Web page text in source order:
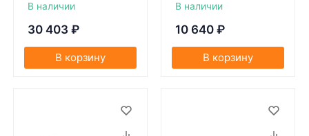
В наличии
30 403 ₽
В корзину
В наличии
10 640 ₽
В корзину